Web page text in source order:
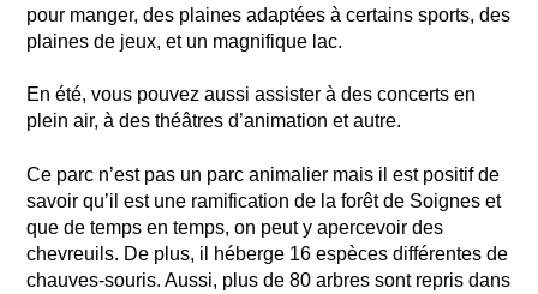
pour manger, des plaines adaptées à certains sports, des
plaines de jeux, et un magnifique lac.
En été, vous pouvez aussi assister à des concerts en
plein air, à des théâtres d’animation et autre.
Ce parc n’est pas un parc animalier mais il est positif de
savoir qu’il est une ramification de la forêt de Soignes et
que de temps en temps, on peut y apercevoir des
chevreuils. De plus, il héberge 16 espèces différentes de
chauves-souris. Aussi, plus de 80 arbres sont repris dans